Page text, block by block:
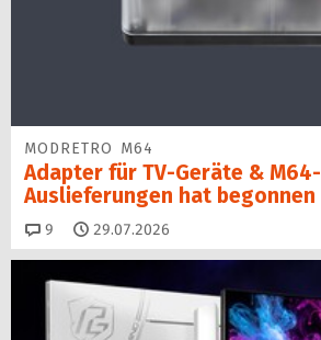
MODRETRO M64
Adapter für TV-Geräte & M64-
Auslieferungen hat begon­nen
9 Kommentare
29.07.2026